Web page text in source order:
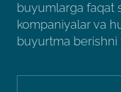
buyumlarga faqat
kompaniyalar va
buyurtma berishni